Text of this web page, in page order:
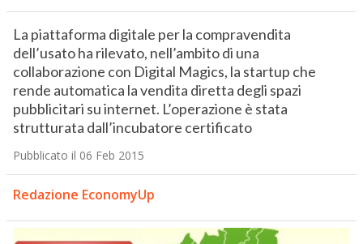
La piattaforma digitale per la compravendita
dell’usato ha rilevato, nell’ambito di una
collaborazione con Digital Magics, la startup che
rende automatica la vendita diretta degli spazi
pubblicitari su internet. L’operazione è stata
strutturata dall’incubatore certificato
Pubblicato il 06 Feb 2015
Redazione EconomyUp